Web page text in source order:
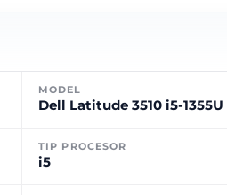
MODEL
Dell Latitude 3510 i5-1355U
TIP PROCESOR
i5